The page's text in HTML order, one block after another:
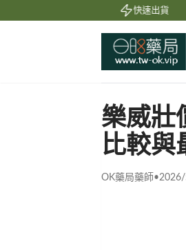
快速出貨
樂威壯
比較與
OK藥局藥師•